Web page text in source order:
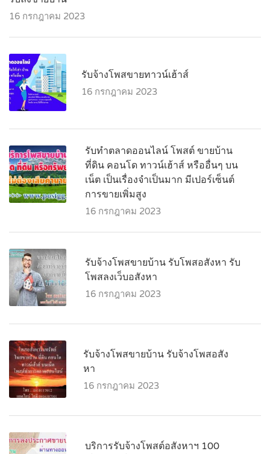
16 กรกฎาคม 2023
รับจ้างโพสขายทาวน์เฮ้าส์
16 กรกฎาคม 2023
รับทำตลาดออนไลน์ โพสต์ ขายบ้าน
ที่ดิน คอนโด ทาวน์เฮ้าส์ หรืออื่นๆ บน
เน็ต เป็นเรื่องจำเป็นมาก มีเปอร์เซ็นต์
การขายเพิ่มสูง
16 กรกฎาคม 2023
รับจ้างโพสขายบ้าน รับโพสอสังหา รับ
โพสลงเว็บอสังหา
16 กรกฎาคม 2023
รับจ้างโพสขายบ้าน รับจ้างโพสอสัง
หา
16 กรกฎาคม 2023
บริการรับจ้างโพสต์อสังหาฯ 100